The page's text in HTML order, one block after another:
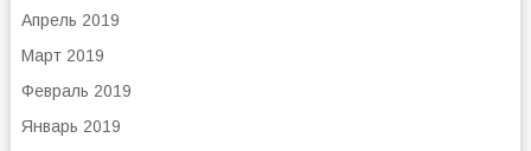
Апрель 2019
Март 2019
Февраль 2019
Январь 2019